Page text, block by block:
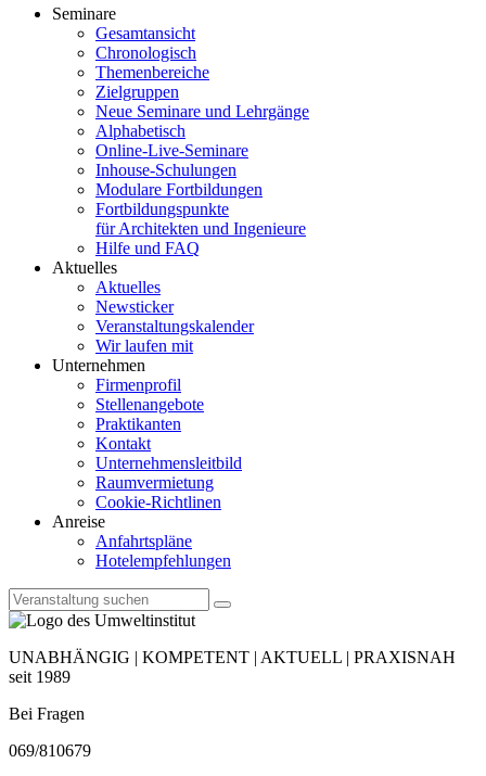
Seminare
Gesamtansicht
Chronologisch
Themenbereiche
Zielgruppen
Neue Seminare und Lehrgänge
Alphabetisch
Online-Live-Seminare
Inhouse-Schulungen
Modulare Fortbildungen
Fortbildungspunkte
für Architekten und Ingenieure
Hilfe und FAQ
Aktuelles
Aktuelles
Newsticker
Veranstaltungskalender
Wir laufen mit
Unternehmen
Firmenprofil
Stellenangebote
Praktikanten
Kontakt
Unternehmensleitbild
Raumvermietung
Cookie-Richtlinen
Anreise
Anfahrtspläne
Hotelempfehlungen
UNABHÄNGIG | KOMPETENT | AKTUELL | PRAXISNAH
seit 1989
Bei Fragen
069/810679